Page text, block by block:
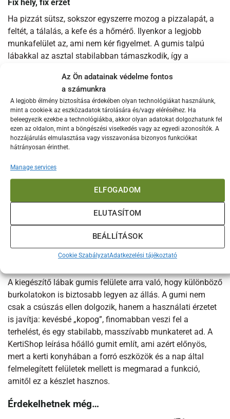
Az Ön adatainak védelme fontos
a számunkra
A legjobb élmény biztosítása érdekében olyan technológiákat használunk,
mint a cookie-k az eszközadatok tárolására és/vagy eléréséhez. Ha
beleegyezik ezekbe a technológiákba, akkor olyan adatokat dolgozhatunk fel
ezen az oldalon, mint a böngészési viselkedés vagy az egyedi azonosítók. A
hozzájárulás elmulasztása vagy visszavonása bizonyos funkciókat
hátrányosan érinthet.
Manage services
ELFOGADOM
ELUTASÍTOM
BEÁLLÍTÁSOK
Cookie SzabályzatAdatkezelési tájékoztató
Fix hely, fix érzet
Ha pizzát sütsz, sokszor egyszerre mozog a pizzalapát, a
feltét, a tálalás, a kefe és a hőmérő. Ilyenkor a legjobb
munkafelület az, ami nem kér figyelmet. A gumis talpú
lábakkal az asztal stabilabban támaszkodik, így a
„nem él külön életet”. Ez különösen akkor praktikus, ha a
terasz burkolata kicsit egyenetlen, vagy ha a kerti
konyhában gyakori a jövés-menés, és az asztalt könnyen
meglökik.
Felszerelés, ami nem csinál nagy ügyet magából
logika egyszerű: a gyári görgőket kicsavarod, és a helyükre
betekered a lábakat. Ez a megoldás azért jó, mert nem kell
barkácsolni, nem kell átalakítani az asztalt, és a csere
bármikor visszafordítható. Ha később mégis úgy döntesz,
hogy megint kell a mobilitás, a görgők visszatehetők, a
lábak pedig elrakhatók a következő szezonra vagy a
A kiegészítő lábak gumis felülete arra való, hogy különböző
burkolatokon is biztosabb legyen az állás. A gumi nem
csak a csúszás ellen dolgozik, hanem a használati érzetet
is javítja: kevésbé „kopog”, finomabban veszi fel a
terhelést, és egy stabilabb, masszívabb munkateret ad. A
KertiShop leírása hőálló gumit említ, ami azért előnyös,
mert a kerti konyhában a forró eszközök és a nap által
felmelegített felületek mellett is megmarad a funkció,
amitől ez a készlet hasznos.
Érdekelhetnek még…